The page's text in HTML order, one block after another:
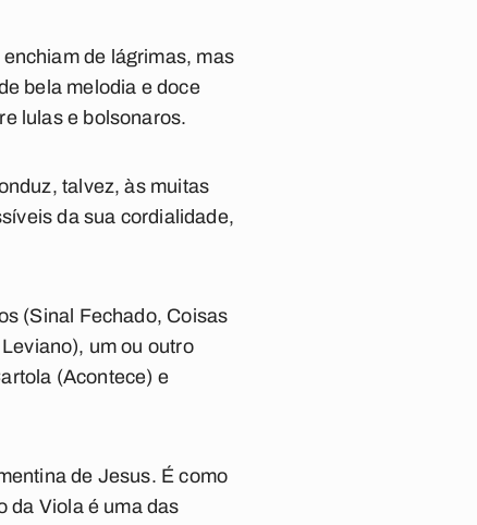
de lágrimas, mas
bela melodia e doce
lulas e bolsonaros.
talvez, às muitas
da sua cordialidade,
(Sinal Fechado, Coisas
), um ou outro
(Acontece) e
de Jesus. É como
da Viola é uma das